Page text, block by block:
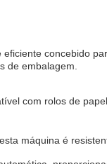
concebido
de embalagem.
com rolos de
máquina é